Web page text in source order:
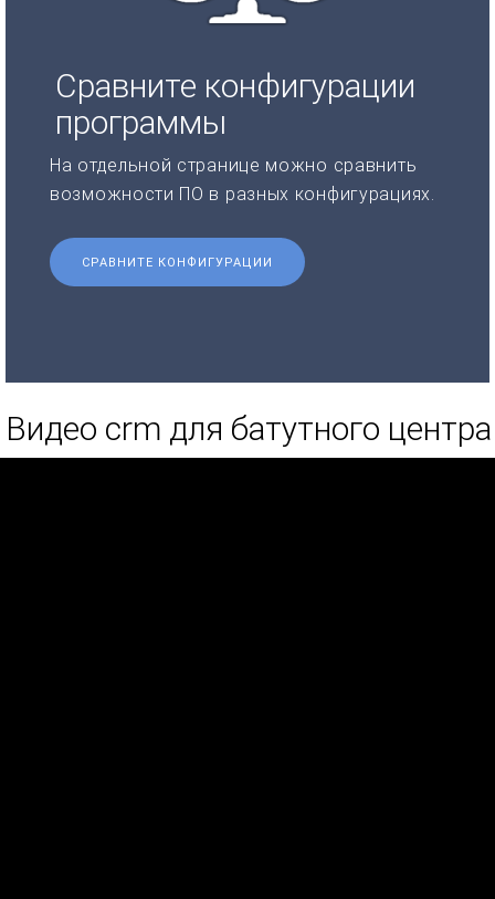
Сравните конфигурации
программы
На отдельной странице можно сравнить
возможности ПО в разных конфигурациях.
СРАВНИТЕ КОНФИГУРАЦИИ
Видео crm для батутного центра